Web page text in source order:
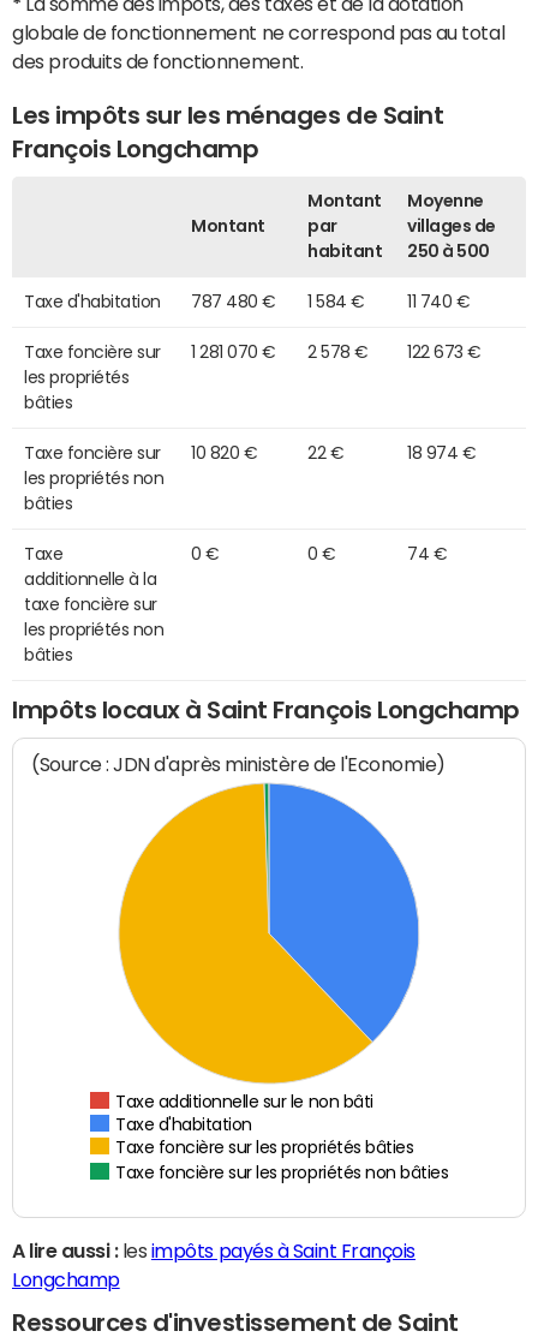
globale de fonctionnement ne correspond pas au total
des produits de fonctionnement.
Les impôts sur les ménages de Saint
François Longchamp
Montant
Montant
par
habitant
Moyenne
villages de
250 à 500
Taxe d'habitation 787 480 € 1 584 € 11 740 €
Taxe foncière sur
les propriétés
bâties
1 281 070 € 2 578 € 122 673 €
Taxe foncière sur
les propriétés non
bâties
10 820 € 22 € 18 974 €
Taxe
additionnelle à la
taxe foncière sur
les propriétés non
bâties
0 € 0 € 74 €
Impôts locaux à Saint François Longchamp
(Source : JDN d'après ministère de l'Economie)
Taxe additionnelle sur le non bâti
Taxe d'habitation
Taxe foncière sur les propriétés bâties
Taxe foncière sur les propriétés non bâties
A lire aussi :les impôts payés à Saint François
Longchamp
Ressources d'investissement de Saint